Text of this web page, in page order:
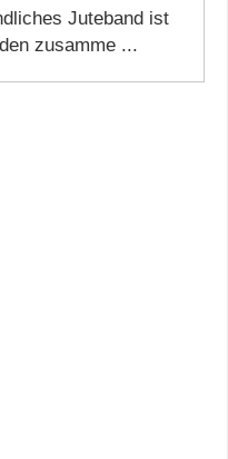
Juteband ist
zusamme ...